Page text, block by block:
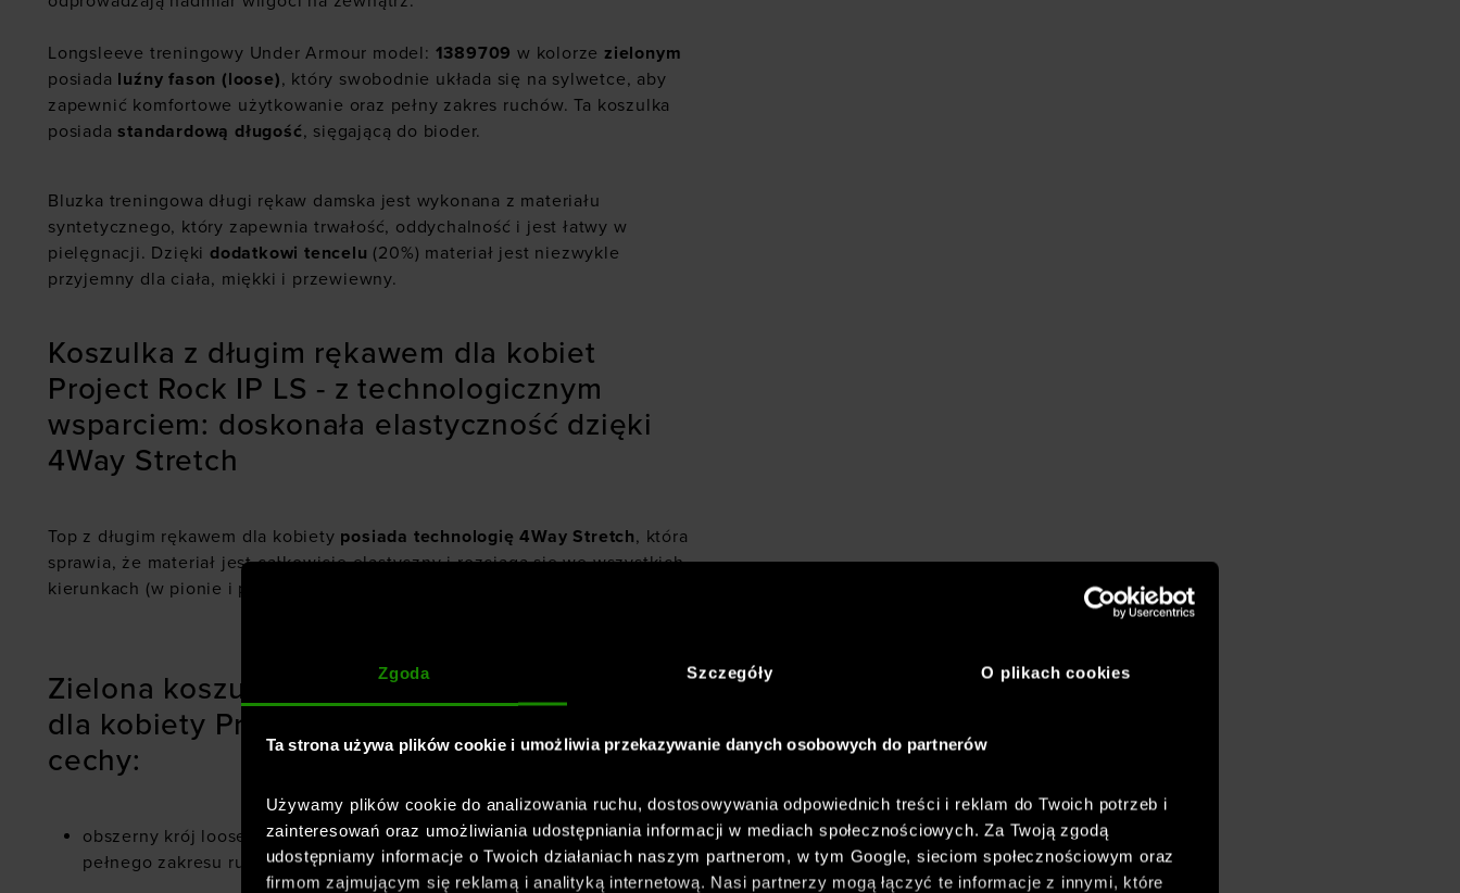
Zgoda Szczegóły O plikach cookies
Ta strona używa plików cookie i umożliwia przekazywanie danych osobowych do partnerów
Używamy plików cookie do analizowania ruchu, dostosowywania odpowiednich treści i reklam do Twoich potrzeb i
zainteresowań oraz umożliwiania udostępniania informacji w mediach społecznościowych. Za Twoją zgodą
udostępniamy informacje o Twoich działaniach naszym partnerom, w tym Google, sieciom społecznościowym oraz
firmom zajmującym się reklamą i analityką internetową. Nasi partnerzy mogą łączyć te informacje z innymi, które
Longsleeve treningowy Under Armour model: 1389709 w kolorze zielonym
posiada luźny fason (loose), który swobodnie układa się na sylwetce, aby
zapewnić komfortowe użytkowanie oraz pełny zakres ruchów. Ta koszulka
posiadastandardową długość, sięgającą do bioder.
Bluzka treningowa długi rękaw damska jest wykonana z materiału
syntetycznego, który zapewnia trwałość, oddychalność i jest łatwy w
pielęgnacji. Dziękidodatkowi tencelu (20%) materiał jest niezwykle
przyjemny dla ciała, miękki i przewiewny.
Koszulka z długim rękawem dla kobiet
Project Rock IP LS - z technologicznym
wsparciem: doskonała elastyczność dzięki
4Way Stretch
Top z długim rękawem dla kobiety posiada technologię 4Way Stretch, która
sprawia, że materiał jest całkowicie elastyczny i rozciąga się we wszystkich
kierunkach (w pionie i poziomie).
Zielona koszulka Under Armour do treningu
dla kobiety Project Rock IP LS - szczegółowe
cechy:
obszerny krój loose dla zapewnienia komfortu podczas aktywności oraz
pełnego zakresu ruchu